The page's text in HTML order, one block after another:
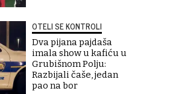
OTELI SE KONTROLI
Dva pijana pajdaša
imala show u kafiću u
Grubišnom Polju:
Razbijali čaše, jedan
pao na bor